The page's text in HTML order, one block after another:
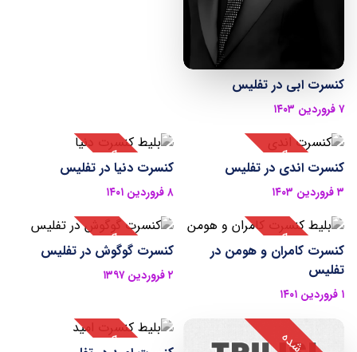
کنسرت ابی در تفلیس
۷ فروردین ۱۴۰۳
کنسرت اندی در تفلیس
۳ فروردین ۱۴۰۳
کنسرت دنیا در تفلیس
۸ فروردین ۱۴۰۱
کنسرت کامران و هومن در
تفلیس
۱ فروردین ۱۴۰۱
کنسرت گوگوش در تفلیس
۲ فروردین ۱۳۹۷